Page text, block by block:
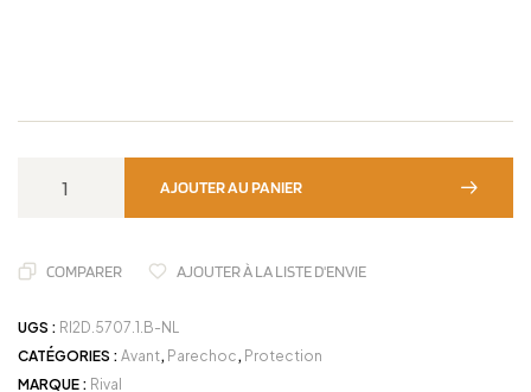
AJOUTER AU PANIER
COMPARER AJOUTER À LA LISTE D'ENVIE
UGS : RI2D.5707.1.B-NL
CATÉGORIES : Avant, Parechoc, Protection
MARQUE : Rival